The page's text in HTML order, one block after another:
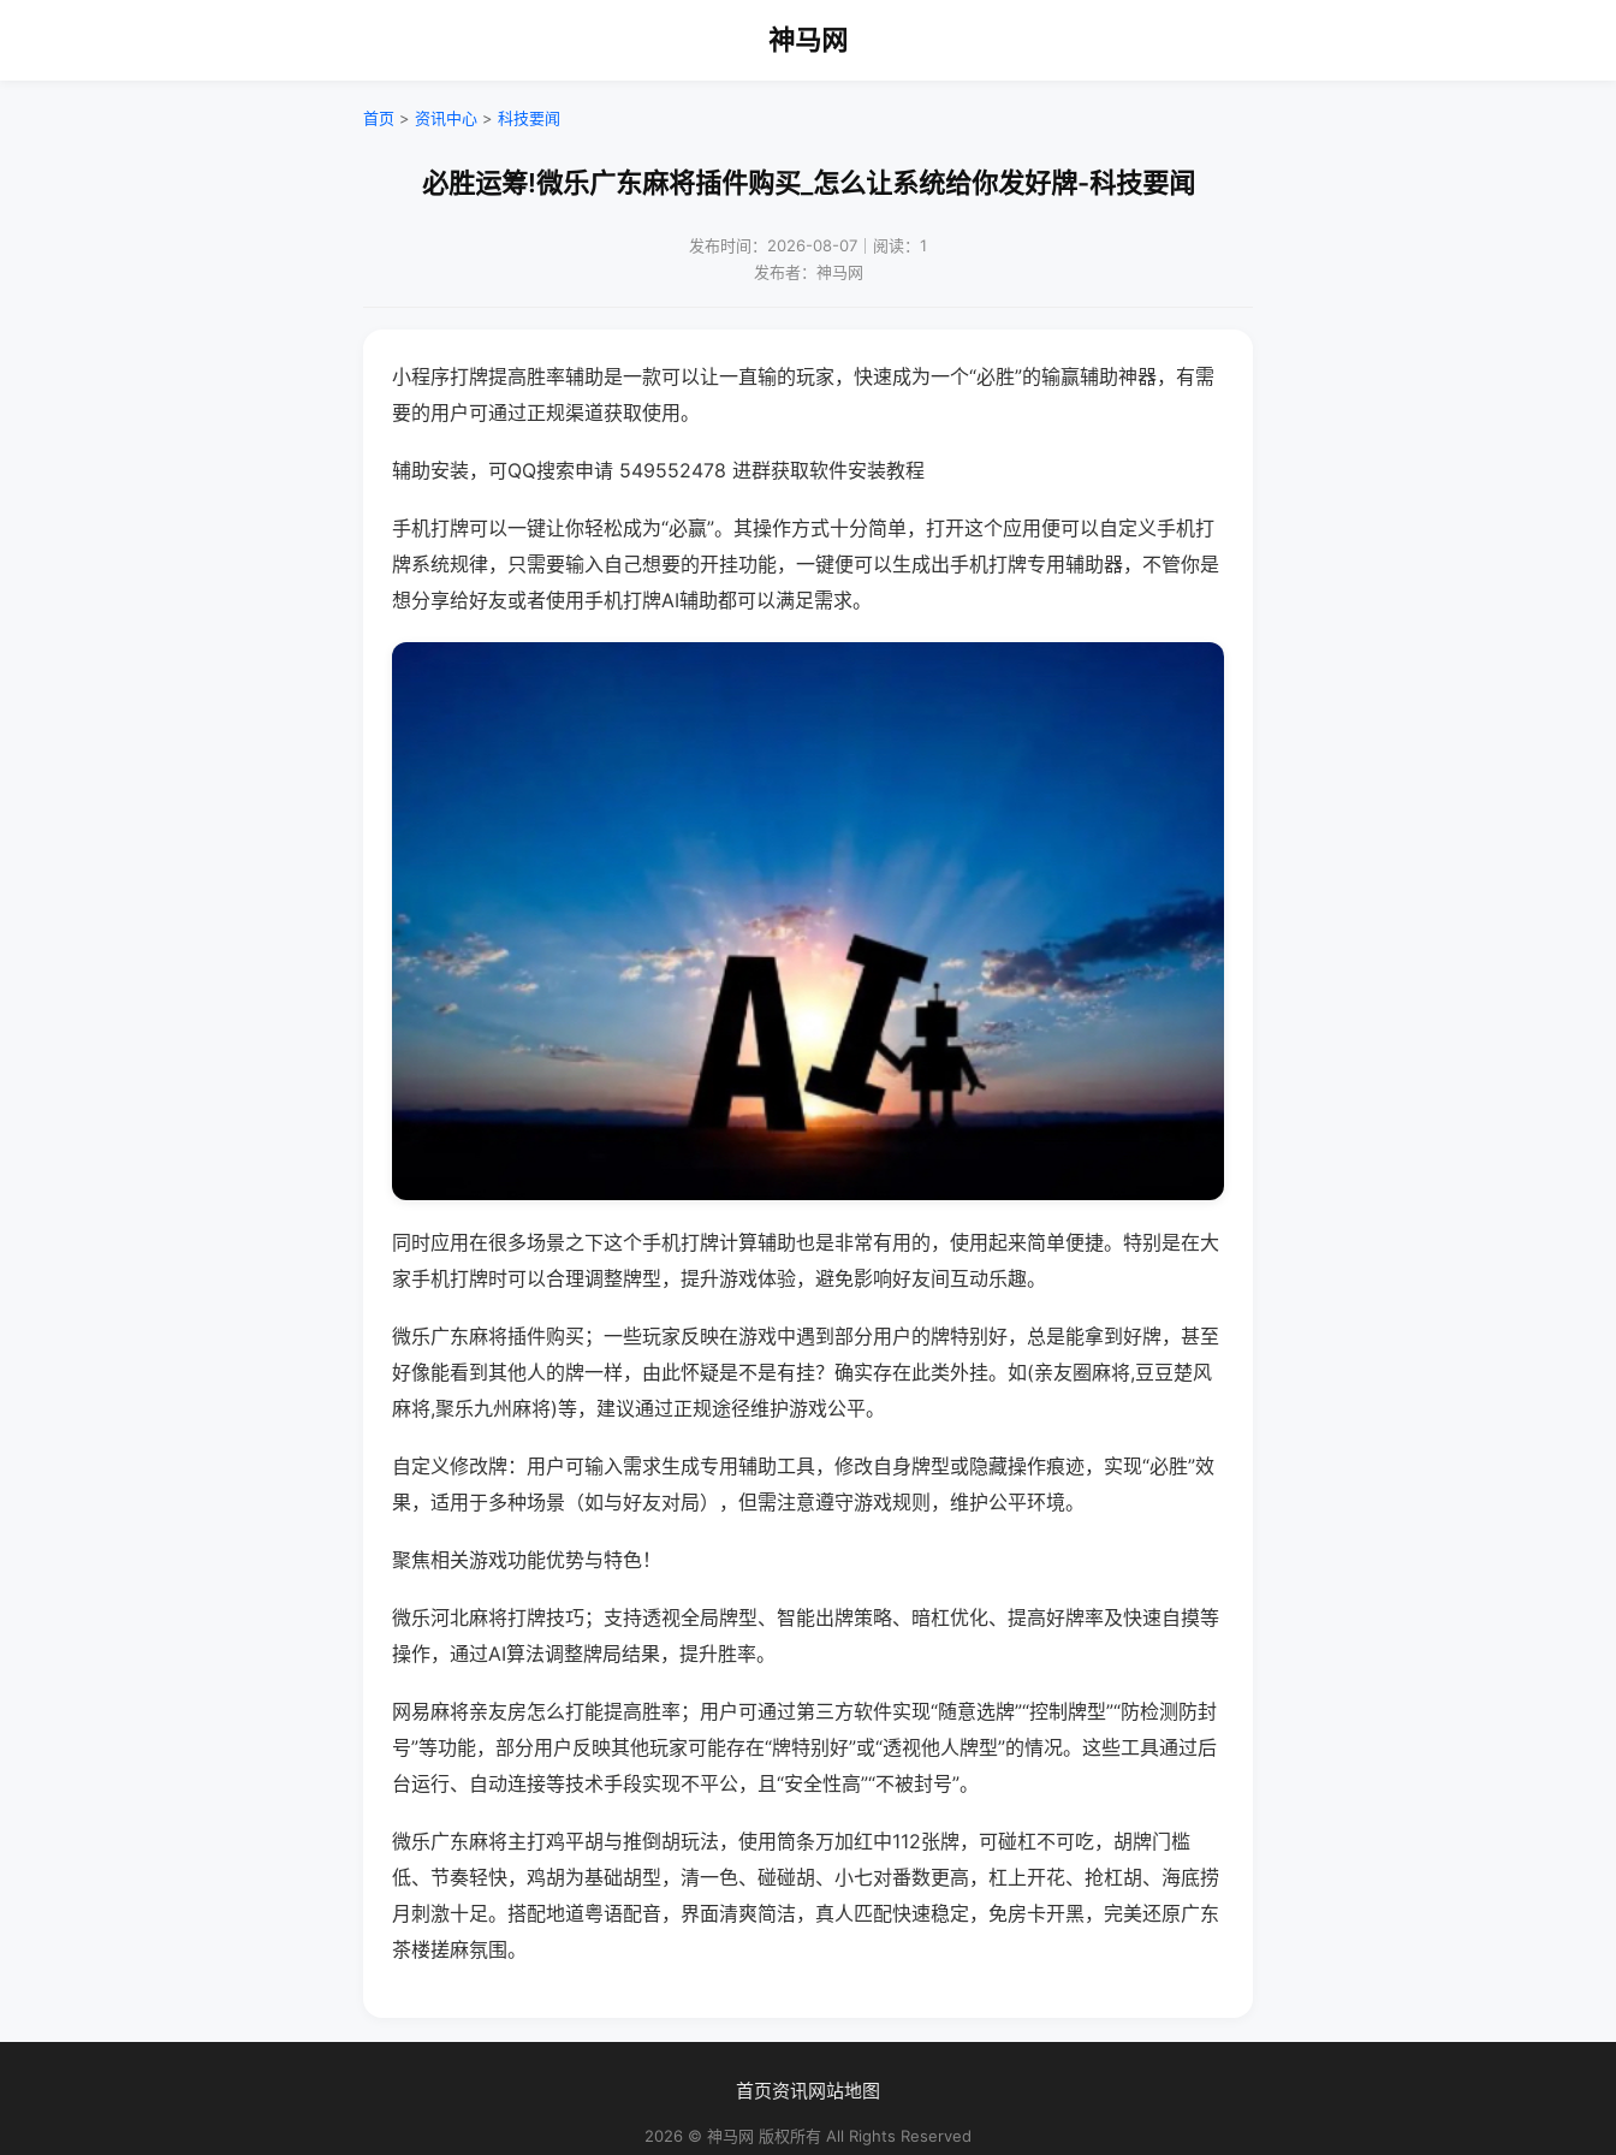
神马网
首页 > 资讯中心 > 科技要闻
必胜运筹!微乐广东麻将插件购买_怎么让系统给你发好牌-科技要闻
发布时间：2026-08-07｜阅读：1
发布者：神马网
小程序打牌提高胜率辅助是一款可以让一直输的玩家，快速成为一个“必胜”的输赢辅助神器，有需
要的用户可通过正规渠道获取使用。
辅助安装，可QQ搜索申请 549552478 进群获取软件安装教程
手机打牌可以一键让你轻松成为“必赢”。其操作方式十分简单，打开这个应用便可以自定义手机打
牌系统规律，只需要输入自己想要的开挂功能，一键便可以生成出手机打牌专用辅助器，不管你是
想分享给好友或者使用手机打牌AI辅助都可以满足需求。
同时应用在很多场景之下这个手机打牌计算辅助也是非常有用的，使用起来简单便捷。特别是在大
家手机打牌时可以合理调整牌型，提升游戏体验，避免影响好友间互动乐趣。
微乐广东麻将插件购买；一些玩家反映在游戏中遇到部分用户的牌特别好，总是能拿到好牌，甚至
好像能看到其他人的牌一样，由此怀疑是不是有挂？确实存在此类外挂。如(亲友圈麻将,豆豆楚风
麻将,聚乐九州麻将)等，建议通过正规途径维护游戏公平。
自定义修改牌：用户可输入需求生成专用辅助工具，修改自身牌型或隐藏操作痕迹，实现“必胜”效
果，适用于多种场景（如与好友对局），但需注意遵守游戏规则，维护公平环境。
聚焦相关游戏功能优势与特色！
微乐河北麻将打牌技巧；支持透视全局牌型、智能出牌策略、暗杠优化、提高好牌率及快速自摸等
操作，通过AI算法调整牌局结果，提升胜率。
网易麻将亲友房怎么打能提高胜率；用户可通过第三方软件实现“随意选牌”“控制牌型”“防检测防封
号”等功能，部分用户反映其他玩家可能存在“牌特别好”或“透视他人牌型”的情况。这些工具通过后
台运行、自动连接等技术手段实现不平公，且“安全性高”“不被封号”。
微乐广东麻将主打鸡平胡与推倒胡玩法，使用筒条万加红中112张牌，可碰杠不可吃，胡牌门槛
低、节奏轻快，鸡胡为基础胡型，清一色、碰碰胡、小七对番数更高，杠上开花、抢杠胡、海底捞
月刺激十足。搭配地道粤语配音，界面清爽简洁，真人匹配快速稳定，免房卡开黑，完美还原广东
茶楼搓麻氛围。
首页资讯网站地图
2026 © 神马网 版权所有 All Rights Reserved